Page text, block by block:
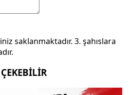
saklanmaktadır. 3. şahıslara